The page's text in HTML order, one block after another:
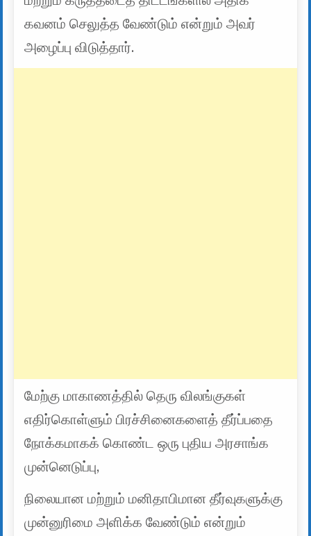
கவனம் செலுத்த வேண்டும் என்றும் அவர்
அழைப்பு விடுத்தார்.
மேற்கு மாகாணத்தில் தெரு விலங்குகள்
எதிர்கொள்ளும் பிரச்சினைகளைத் தீர்ப்பதை
நோக்கமாகக் கொண்ட ஒரு புதிய அரசாங்க
முன்னெடுப்பு,
நிலையான மற்றும் மனிதாபிமான தீர்வுகளுக்கு
முன்னுரிமை அளிக்க வேண்டும் என்றும்